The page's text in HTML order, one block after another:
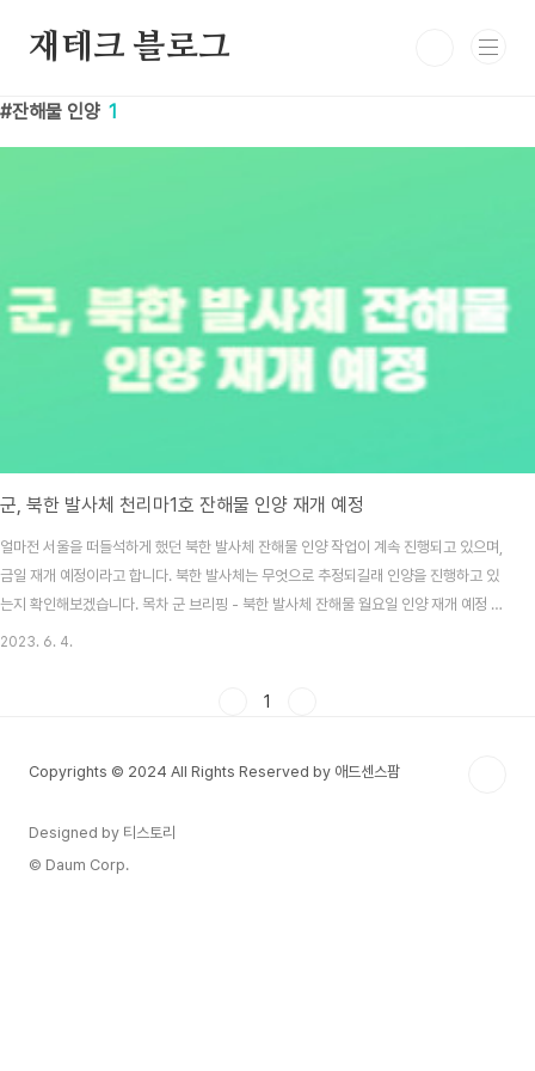
재테크 블로그
잔해물 인양 1
군, 북한 발사체 천리마1호 잔해물 인양 재개 예정
얼마전 서울을 떠들석하게 했던 북한 발사체 잔해물 인양 작업이 계속 진행되고 있으며,
금일 재개 예정이라고 합니다. 북한 발사체는 무엇으로 추정되길래 인양을 진행하고 있
는지 확인해보겠습니다. 목차 군 브리핑 - 북한 발사체 잔해물 월요일 인양 재개 예정 군
은 4일 오후, 북한이 발사한 우주발사체 '천리마 1형'이 서해에 추락한 지 닷새째로 잔해
발견한 잔해물 이외에는 ..
2023. 6. 4.
1
Copyrights © 2024 All Rights Reserved by 애드센스팜
Designed by 티스토리
© Daum Corp.